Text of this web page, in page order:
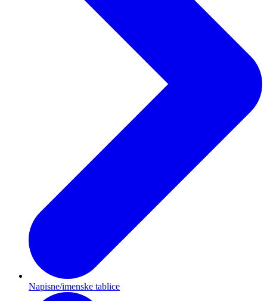
Napisne/imenske tablice